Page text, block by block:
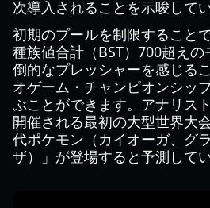
次導入されることを示唆してい
初期のプールを制限すること
種族値合計（BST）700超え
倒的なプレッシャーを感じる
オゲーム・チャンピオンシッ
ぶことができます。アナリス
開催される最初の大型世界大
代ポケモン（カイオーガ、グ
ザ）」が登場すると予測してい